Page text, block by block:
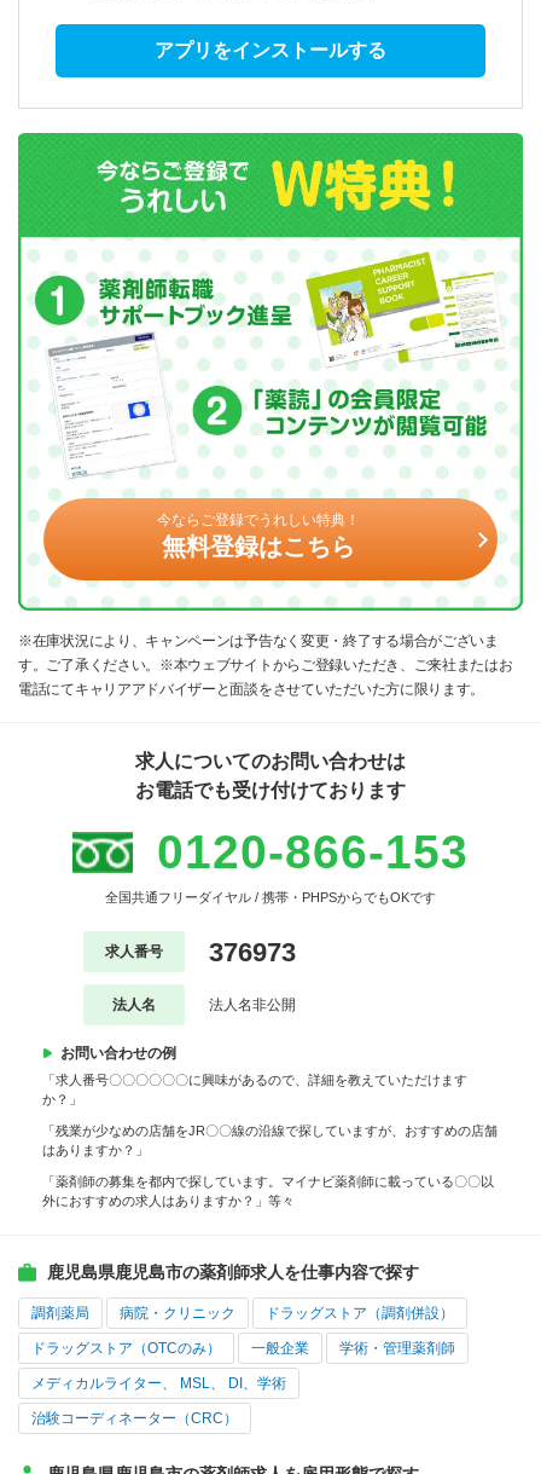
アプリをインストールする
今ならご登録でうれしい特典！
無料登録はこちら
※在庫状況により、キャンペーンは予告なく変更・終了する場合がございま
す。ご了承ください。※本ウェブサイトからご登録いただき、ご来社またはお
電話にてキャリアアドバイザーと面談をさせていただいた方に限ります。
求人についてのお問い合わせは
お電話でも受け付けております
0120-866-153
全国共通フリーダイヤル / 携帯・PHPSからでもOKです
求人番号 376973
法人名 法人名非公開
お問い合わせの例
「求人番号〇〇〇〇〇〇に興味があるので、詳細を教えていただけます
か？」
「残業が少なめの店舗をJR〇〇線の沿線で探していますが、おすすめの店舗
はありますか？」
「薬剤師の募集を都内で探しています。マイナビ薬剤師に載っている〇〇以
外におすすめの求人はありますか？」等々
鹿児島県鹿児島市の薬剤師求人を仕事内容で探す
調剤薬局 病院・クリニック ドラッグストア（調剤併設）
ドラッグストア（OTCのみ） 一般企業 学術・管理薬剤師
メディカルライター、 MSL、 DI、学術
治験コーディネーター（CRC）